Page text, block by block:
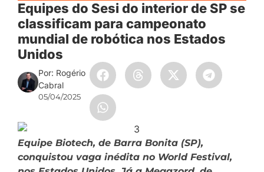
Equipes do Sesi do interior de SP se
classificam para campeonato
mundial de robótica nos Estados
Unidos
Por: Rogério
Cabral
05/04/2025
Equipe Biotech, de Barra Bonita (SP),
conquistou vaga inédita no World Festival,